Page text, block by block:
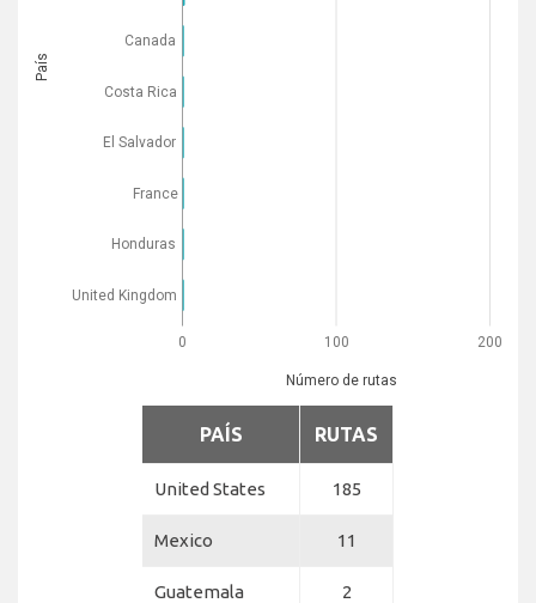
0 100 200
Número de rutas
Canada
Costa Rica
El Salvador
France
Honduras
United Kingdom
País
PAÍS RUTAS
United States 185
Mexico 11
Guatemala 2